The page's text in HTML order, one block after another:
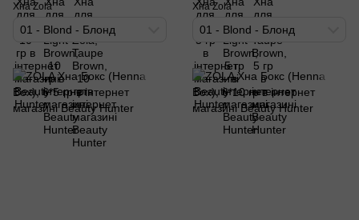
Хна Zola
01 - Blond - Блонд
Хна Zola
01 - Blond - Блонд